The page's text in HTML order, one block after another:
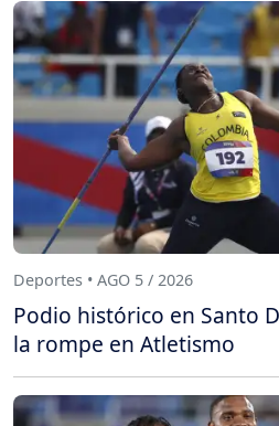
Deportes • AGO 5 / 2026
Podio histórico en Santo
la rompe en Atletismo